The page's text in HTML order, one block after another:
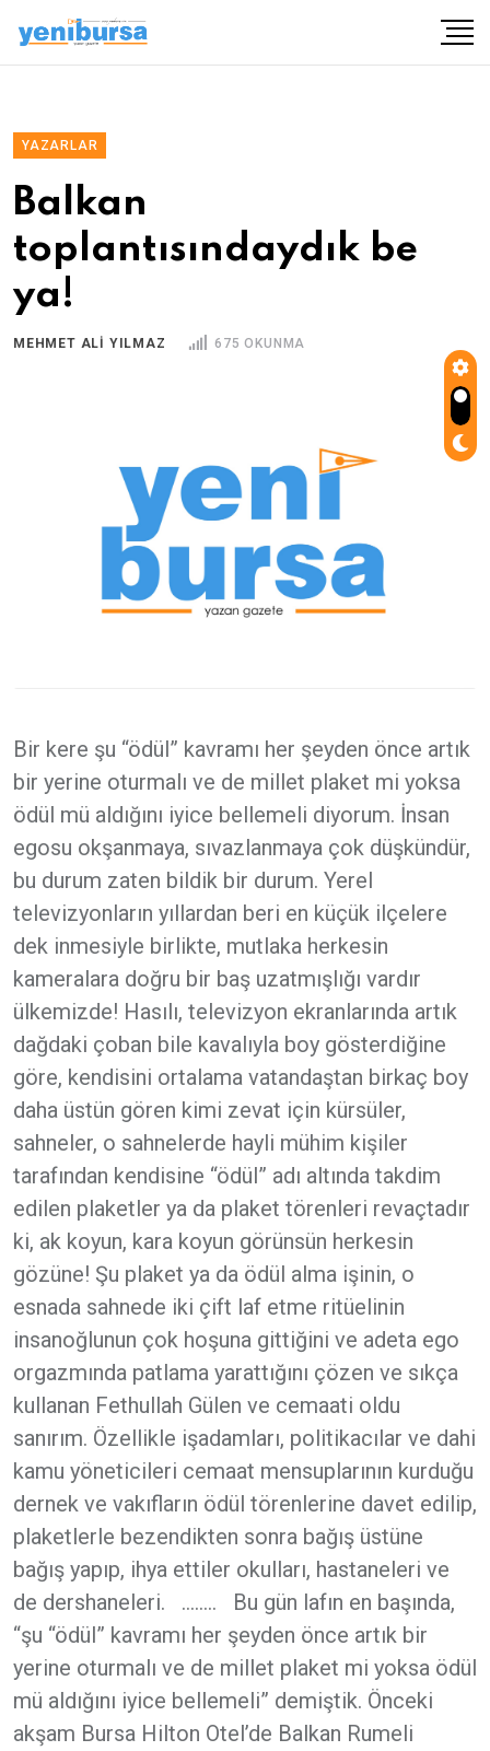
YAZARLAR
Balkan
toplantısındaydık be
ya!
MEHMET ALI YILMAZ 675 OKUNMA
Bir kere şu “ödül” kavramı her şeyden önce artık
bir yerine oturmalı ve de millet plaket mi yoksa
ödül mü aldığını iyice bellemeli diyorum. İnsan
egosu okşanmaya, sıvazlanmaya çok düşkündür,
bu durum zaten bildik bir durum. Yerel
televizyonların yıllardan beri en küçük ilçelere
dek inmesiyle birlikte, mutlaka herkesin
kameralara doğru bir baş uzatmışlığı vardır
ülkemizde! Hasılı, televizyon ekranlarında artık
dağdaki çoban bile kavalıyla boy gösterdiğine
göre, kendisini ortalama vatandaştan birkaç boy
daha üstün gören kimi zevat için kürsüler,
sahneler, o sahnelerde hayli mühim kişiler
tarafından kendisine “ödül” adı altında takdim
edilen plaketler ya da plaket törenleri revaçtadır
ki, ak koyun, kara koyun görünsün herkesin
gözüne! Şu plaket ya da ödül alma işinin, o
esnada sahnede iki çift laf etme ritüelinin
insanoğlunun çok hoşuna gittiğini ve adeta ego
orgazmında patlama yarattığını çözen ve sıkça
kullanan Fethullah Gülen ve cemaati oldu
sanırım. Özellikle işadamları, politikacılar ve dahi
kamu yöneticileri cemaat mensuplarının kurduğu
dernek ve vakıfların ödül törenlerine davet edilip,
plaketlerle bezendikten sonra bağış üstüne
bağış yapıp, ihya ettiler okulları, hastaneleri ve
de dershaneleri. …….. Bu gün lafın en başında,
“şu “ödül” kavramı her şeyden önce artık bir
yerine oturmalı ve de millet plaket mi yoksa ödül
mü aldığını iyice bellemeli” demiştik. Önceki
akşam Bursa Hilton Otel’de Balkan Rumeli